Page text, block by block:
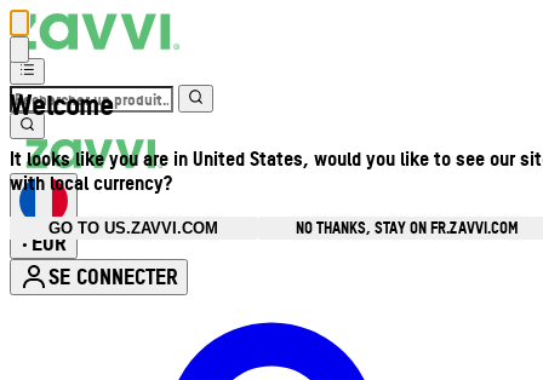
Welcome
It looks like you are in United States, would you like to see our
with local currency?
GO TO US.ZAVVI.COM
NO THANKS, STAY ON FR.ZAVVI.COM
• EUR
SE CONNECTER